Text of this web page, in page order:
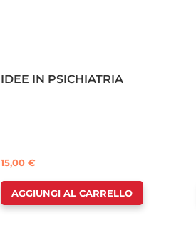
IDEE IN PSICHIATRIA
15,00€
AGGIUNGI AL CARRELLO